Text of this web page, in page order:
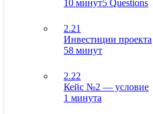
10 минут5 Questions
2.21
Инвестиции проекта
58 минут
2.22
Кейс №2 — условие
1 минута